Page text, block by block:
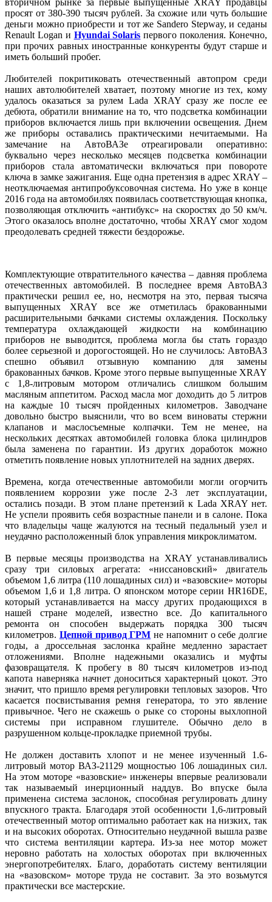
вторичном рынке за первые выпущенные XRAY продавцы
просят от 380-390 тысяч рублей. За схожие или чуть большие
деньги можно приобрести и тот же Sandero Stepway, и седаны
Renault Logan и Hyundai Solaris первого поколения. Конечно,
при прочих равных иностранные конкуренты будут старше и
иметь больший пробег.
Любителей покритиковать отечественный автопром среди
наших автолюбителей хватает, поэтому многие из тех, кому
удалось оказаться за рулем Lada XRAY сразу же после ее
дебюта, обратили внимание на то, что подсветка комбинации
приборов включается лишь при включении освещения. Днем
же приборы оставались практическими нечитаемыми. На
замечание на АвтоВАЗе отреагировали оперативно:
буквально через несколько месяцев подсветка комбинации
приборов стала автоматически включаться при повороте
ключа в замке зажигания. Еще одна претензия в адрес XRAY –
неотключаемая антипробуксовочная система. Но уже в конце
2016 года на автомобилях появилась соответствующая кнопка,
позволяющая отключить «антибукс» на скоростях до 50 км/ч.
Этого оказалось вполне достаточно, чтобы XRAY смог ходом
преодолевать средней тяжести бездорожье.
Комплектующие отвратительного качества – давняя проблема
отечественных автомобилей. В последнее время АвтоВАЗ
практически решил ее, но, несмотря на это, первая тысяча
выпущенных XRAY все же отметилась бракованными
расширительными бачками системы охлаждения. Поскольку
температура охлаждающей жидкости на комбинацию
приборов не выводится, проблема могла бы стать гораздо
более серьезной и дорогостоящей. Но не случилось: АвтоВАЗ
спешно объявил отзывную компанию для замены
бракованных бачков. Кроме этого первые выпущенные XRAY
с 1,8-литровым мотором отличались слишком большим
масляным аппетитом. Расход масла мог доходить до 5 литров
на каждые 10 тысяч пройденных километров. Заводчане
довольно быстро выяснили, что во всем виноваты стержни
клапанов и маслосъемные колпачки. Тем не менее, на
нескольких десятках автомобилей головка блока цилиндров
была заменена по гарантии. Из других доработок можно
отметить появление новых уплотнителей на задних дверях.
Времена, когда отечественные автомобили могли огорчить
появлением коррозии уже после 2-3 лет эксплуатации,
остались позади. В этом плане претензий к Lada XRAY нет.
Не успели проявить себя возрастные панели и в салоне. Пока
что владельцы чаще жалуются на тесный педальный узел и
неудачно расположенный блок управления микроклиматом.
В первые месяцы производства на XRAY устанавливались
сразу три силовых агрегата: «ниссановский» двигатель
объемом 1,6 литра (110 лошадиных сил) и «вазовские» моторы
объемом 1,6 и 1,8 литра. О японском моторе серии HR16DE,
который устанавливается на массу других продающихся в
нашей стране моделей, известно все. До капитального
ремонта он способен выдержать порядка 300 тысяч
километров. Цепной привод ГРМ не напомнит о себе долгие
годы, а дроссельная заслонка крайне медленно зарастает
отложениями. Вполне надежными оказались и муфты
фазовращателя. К пробегу в 80 тысяч километров из-под
капота наверняка начнет доноситься характерный цокот. Это
значит, что пришло время регулировки тепловых зазоров. Что
касается посвистывания ремня генератора, то это явление
привычное. Чего не скажешь о рыке со стороны выхлопной
системы при исправном глушителе. Обычно дело в
разрушенном кольце-прокладке приемной трубы.
Не должен доставить хлопот и не менее изученный 1.6-
литровый мотор ВАЗ-21129 мощностью 106 лошадиных сил.
На этом моторе «вазовские» инженеры впервые реализовали
так называемый инерционный наддув. Во впуске была
применена система заслонок, способная регулировать длину
впускного тракта. Благодаря этой особенности 1,6-литровый
отечественный мотор оптимально работает как на низких, так
и на высоких оборотах. Относительно неудачной вышла разве
что система вентиляции картера. Из-за нее мотор может
неровно работать на холостых оборотах при включенных
энергопотребителях. Благо, доработать систему вентиляции
на «вазовском» моторе труда не составит. За это возьмутся
практически все мастерские.